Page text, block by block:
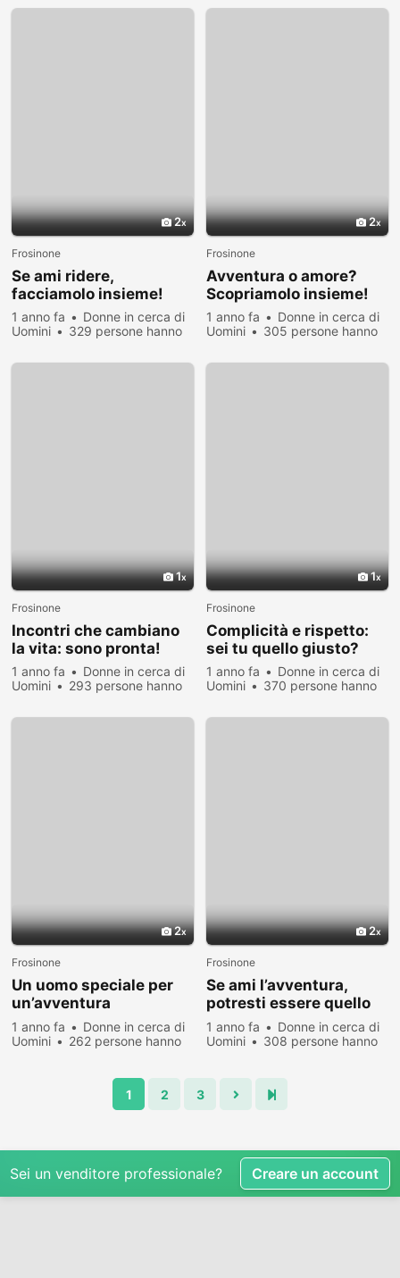
2
Frosinone
Se ami ridere,
facciamolo insieme!
1 anno fa
Donne in cerca di
Uomini
329 persone hanno
2
Frosinone
Avventura o amore?
Scopriamolo insieme!
1 anno fa
Donne in cerca di
Uomini
305 persone hanno
1
Frosinone
Incontri che cambiano
la vita: sono pronta!
1 anno fa
Donne in cerca di
Uomini
293 persone hanno
1
Frosinone
Complicità e rispetto:
sei tu quello giusto?
1 anno fa
Donne in cerca di
Uomini
370 persone hanno
2
Frosinone
Un uomo speciale per
un’avventura
emozionante
1 anno fa
Donne in cerca di
Uomini
262 persone hanno
2
Frosinone
Se ami l’avventura,
potresti essere quello
giusto!
1 anno fa
Donne in cerca di
Uomini
308 persone hanno
1 2 3
Sei un venditore professionale? Creare un account